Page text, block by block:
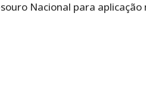
Nacional para aplicação